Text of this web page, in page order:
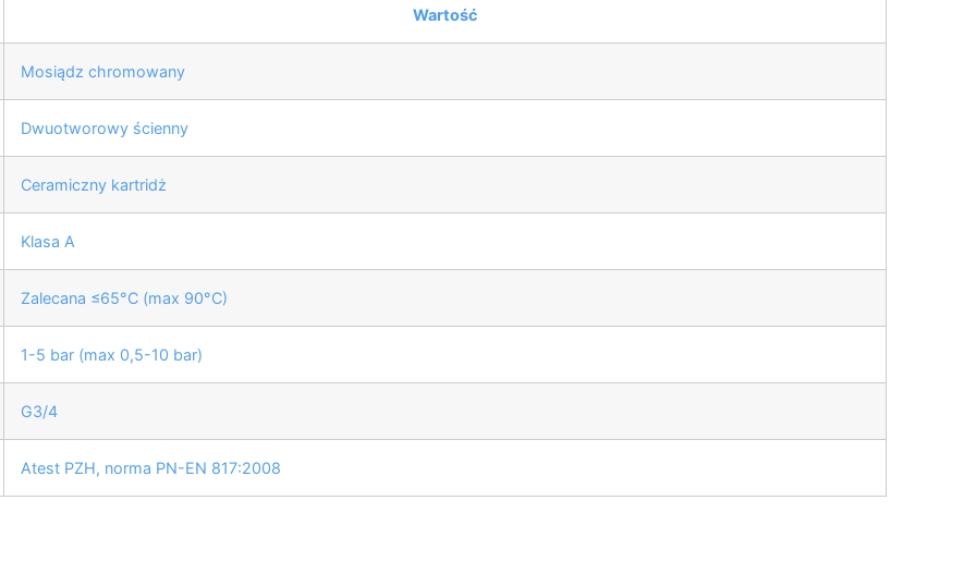
Wartość
Mosiądz chromowany
Dwuotworowy ścienny
Ceramiczny kartridż
Klasa A
Zalecana ≤65°C (max 90°C)
1-5 bar (max 0,5-10 bar)
G3/4
Atest PZH, norma PN-EN 817:2008